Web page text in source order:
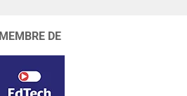
MEMBRE DE